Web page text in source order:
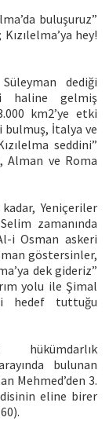
buluşuruz”
hey!
dediği
haline gelmiş
km2’ye etki
İtalya ve
seddini”
Alman ve Roma
kadar, Yeniçeriler
zamanında
i Osman askeri
göstersinler,
dek gideriz”
yolu ile Şimal
hedef tuttuğu
hükümdarlık
bulunan
Mehmed’den 3.
eline birer